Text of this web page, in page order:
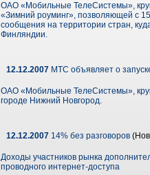
ОАО «Мобильные ТелеСистемы»,
«Зимний роуминг», позволяющей с
сообщения на территории стран,
Финляндии.
12.12.2007 МТС объявляет о
ОАО «Мобильные ТелеСистемы»,
городе Нижний Новгород.
12.12.2007 14% без разговоров
Доходы участников рынка
проводного интернет-доступа